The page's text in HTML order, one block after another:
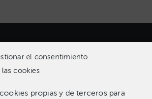
el consentimiento
las cookies
propias y de terceros para